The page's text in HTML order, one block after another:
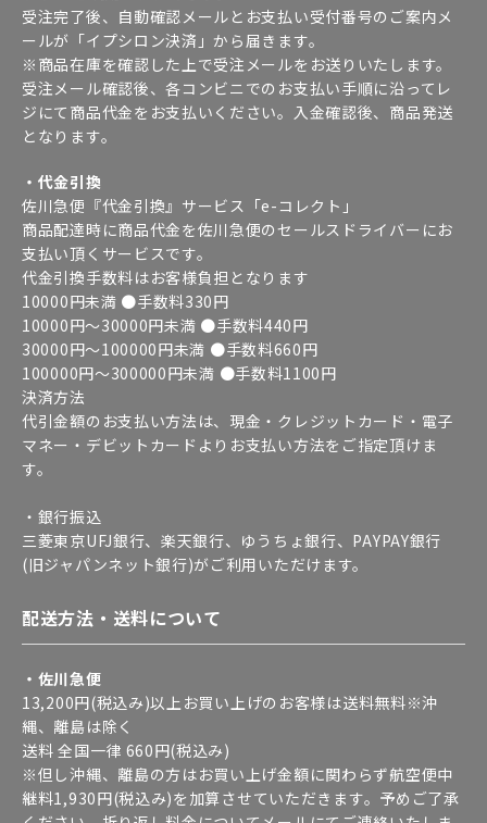
受注完了後、自動確認メールとお支払い受付番号のご案内メ
ールが「イプシロン決済」から届きます。
※商品在庫を確認した上で受注メールをお送りいたします。
受注メール確認後、各コンビニでのお支払い手順に沿ってレ
ジにて商品代金をお支払いください。入金確認後、商品発送
となります。
・代金引換
佐川急便『代金引換』サービス「e-コレクト」
商品配達時に商品代金を佐川急便のセールスドライバーにお
支払い頂くサービスです。
代金引換手数料はお客様負担となります
10000円未満 ●手数料330円
10000円～30000円未満 ●手数料440円
30000円～100000円未満 ●手数料660円
100000円～300000円未満 ●手数料1100円
決済方法
代引金額のお支払い方法は、現金・クレジットカード・電子
マネー・デビットカードよりお支払い方法をご指定頂けま
す。
・銀行振込
三菱東京UFJ銀行、楽天銀行、ゆうちょ銀行、PAYPAY銀行
(旧ジャパンネット銀行)がご利用いただけます。
配送方法・送料について
・佐川急便
13,200円(税込み)以上お買い上げのお客様は送料無料※沖
縄、離島は除く
送料 全国一律 660円(税込み)
※但し沖縄、離島の方はお買い上げ金額に関わらず航空便中
継料1,930円(税込み)を加算させていただきます。予めご了承